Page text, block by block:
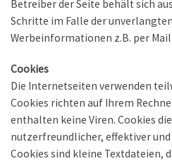
Betreiber der Seite behält sich
Schritte im Falle der
Werbeinformationen z.B. per Mail
Cookies
Die Internetseiten verwenden
Cookies richten auf Ihrem
enthalten keine Viren. Cookies
nutzerfreundlicher, effektiver
Cookies sind kleine Textdateien,